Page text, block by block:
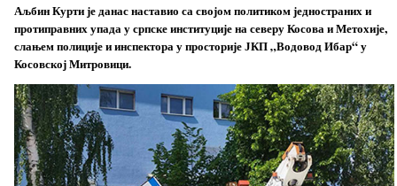
Аљбин Курти је данас наставио са својом политиком једностраних и
протиправних упада у српске институције на северу Косова и Метохије,
слањем полиције и инспектора у просторије ЈКП „Водовод Ибар“ у
Косовској Митровици.